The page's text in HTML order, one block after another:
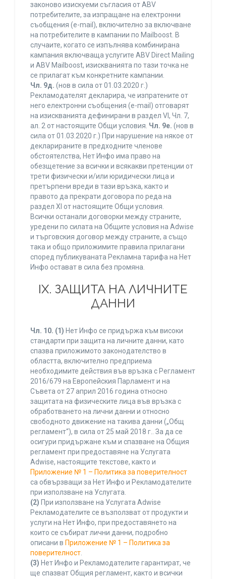
законово изискуеми съгласия от ABV
потребителите, за изпращане на електронни
съобщения (e-mail), включително за включване
на потребителите в кампании по Mailboost. В
случаите, когато се изпълнява комбинирана
кампания включваща услугите ABV Direct Mailing
и ABV Mailboost, изискванията по тази точка не
се прилагат към конкретните кампании.
Чл. 9д. (нов в сила от 01.03.2020 г.)
Рекламодателят декларира, че изпратените от
него електронни съобщения (e-mail) отговарят
на изискванията дефинирани в раздел VI, Чл. 7,
ал. 2 от настоящите Общи условия. Чл. 9е. (нов в
сила от 01.03.2020 г.) При нарушение на някое от
декларираните в предходните членове
обстоятелства, Нет Инфо има право на
обезщетение за всички и всякакви претенции от
трети физически и/или юридически лица и
претърпени вреди в тази връзка, както и
правото да прекрати договора по реда на
раздел XI от настоящите Общи условия.
Всички останали договорки между страните,
уредени по силата на Общите условия на Adwise
и търговския договор между страните, а също
така и общо приложимите правила прилагани
според публикуваната Рекламна тарифа на Нет
Инфо остават в сила без промяна.
IХ. ЗАЩИТА НА ЛИЧНИТЕ
ДАННИ
Чл. 10. (1) Нет Инфо се придържа към високи
стандарти при защита на личните данни, като
спазва приложимото законодателство в
областта, включително предприема
необходимите действия във връзка с Регламент
2016/679 на Европейския Парламент и на
Съвета от 27 април 2016 година относно
защитата на физическите лица във връзка с
обработването на лични данни и относно
свободното движение на такива данни („Общ
регламент“), в сила от 25 май 2018 г.. За да се
осигури придържане към и спазване на Общия
регламент при предоставяне на Услугата
Adwise, настоящите текстове, както и
Приложение № 1 – Политика за поверителност
са обвързващи за Нет Инфо и Рекламодателите
при използване на Услугата.
(2) При използване на Услугата Adwise
Рекламодателите се възползват от продукти и
услуги на Нет Инфо, при предоставянето на
които се събират лични данни, подробно
описани в Приложение № 1 – Политика за
поверителност.
(3) Нет Инфо и Рекламодателите гарантират, че
ще спазват Общия регламент, както и всички